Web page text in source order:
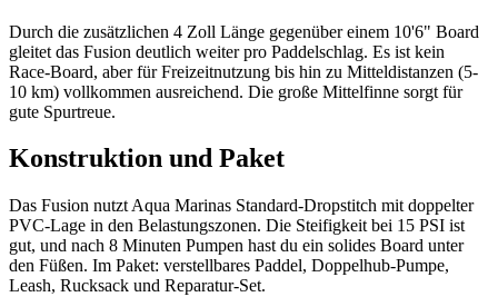
Durch die zusätzlichen 4 Zoll Länge gegenüber einem 10'6" Board
gleitet das Fusion deutlich weiter pro Paddelschlag. Es ist kein
Race-Board, aber für Freizeitnutzung bis hin zu Mitteldistanzen (5-
10 km) vollkommen ausreichend. Die große Mittelfinne sorgt für
gute Spurtreue.
Konstruktion und Paket
Das Fusion nutzt Aqua Marinas Standard-Dropstitch mit doppelter
PVC-Lage in den Belastungszonen. Die Steifigkeit bei 15 PSI ist
gut, und nach 8 Minuten Pumpen hast du ein solides Board unter
den Füßen. Im Paket: verstellbares Paddel, Doppelhub-Pumpe,
Leash, Rucksack und Reparatur-Set.